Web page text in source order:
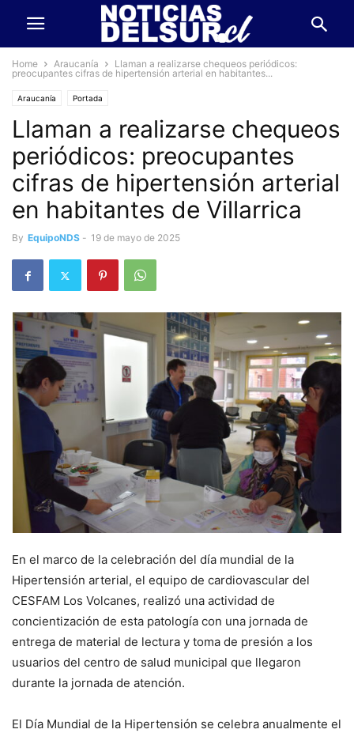
Home Araucanía
Llaman a realizarse chequeos periódicos:
preocupantes cifras de hipertensión arterial en habitantes...
Araucanía Portada
Llaman a realizarse chequeos
periódicos: preocupantes
cifras de hipertensión arterial
en habitantes de Villarrica
By EquipoNDS - 19 de mayo de 2025
En el marco de la celebración del día mundial de la
Hipertensión arterial, el equipo de cardiovascular del
CESFAM Los Volcanes, realizó una actividad de
concientización de esta patología con una jornada de
entrega de material de lectura y toma de presión a los
usuarios del centro de salud municipal que llegaron
durante la jornada de atención.
El Día Mundial de la Hipertensión se celebra anualmente el